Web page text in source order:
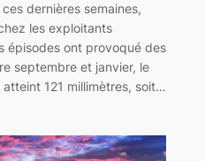
dernières semaines,
les exploitants
épisodes ont provoqué des
septembre et janvier, le
121 millimètres, soit…